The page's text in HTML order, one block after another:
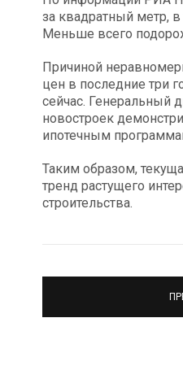
за квадратный метр,
Меньше всего
Причиной
цен в последние три
сейчас. Генеральный
новостроек
ипотечным
Таким образом,
тренд растущего
строительства.